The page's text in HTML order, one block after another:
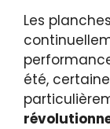
Les
été,